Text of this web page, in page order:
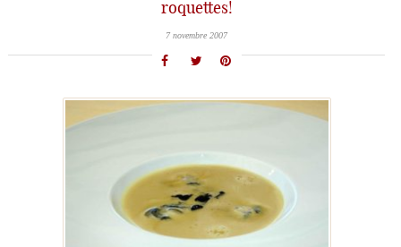
roquettes!
7 novembre 2007